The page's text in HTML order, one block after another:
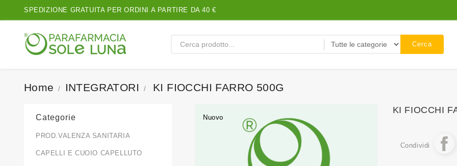
SPEDIZIONE GRATUITA PER ORDINI A PARTIRE DA 40 €
Cerca
Home INTEGRATORI KI FIOCCHI FARRO 500G
Categorie
PROD.VALENZA SANITARIA
CAPELLI E CUOIO CAPELLUTO
Nuovo
KI FIOCCHI
Condividi